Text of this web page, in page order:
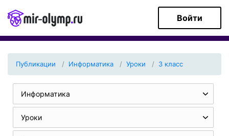
Войти
Публикации Информатика Уроки 3 класс
Информатика
Уроки